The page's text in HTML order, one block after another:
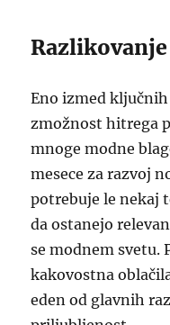
Eno izmed
zmožnost hitrega
mnoge modne
mesece za razvoj
potrebuje le nekaj
da ostanejo
se modnem svetu.
kakovostna
eden od glavnih